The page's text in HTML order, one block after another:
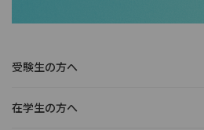
受験生の方へ
在学生の方へ